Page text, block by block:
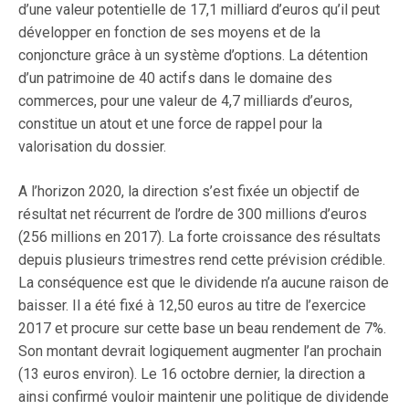
d’une valeur potentielle de 17,1 milliard d’euros qu’il peut
développer en fonction de ses moyens et de la
conjoncture grâce à un système d’options. La détention
d’un patrimoine de 40 actifs dans le domaine des
commerces, pour une valeur de 4,7 milliards d’euros,
constitue un atout et une force de rappel pour la
valorisation du dossier.
A l’horizon 2020, la direction s’est fixée un objectif de
résultat net récurrent de l’ordre de 300 millions d’euros
(256 millions en 2017). La forte croissance des résultats
depuis plusieurs trimestres rend cette prévision crédible.
La conséquence est que le dividende n’a aucune raison de
baisser. Il a été fixé à 12,50 euros au titre de l’exercice
2017 et procure sur cette base un beau rendement de 7%.
Son montant devrait logiquement augmenter l’an prochain
(13 euros environ). Le 16 octobre dernier, la direction a
ainsi confirmé vouloir maintenir une politique de dividende